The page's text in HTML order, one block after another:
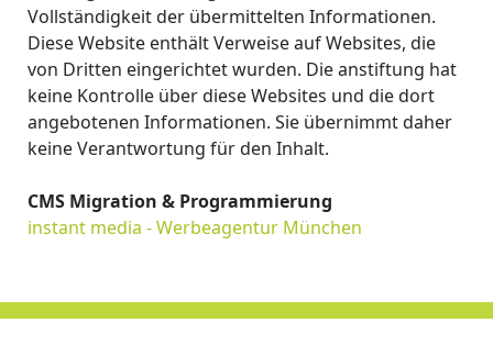
Vollständigkeit der übermittelten Informationen.
Diese Website enthält Verweise auf Websites, die
von Dritten eingerichtet wurden. Die anstiftung hat
keine Kontrolle über diese Websites und die dort
angebotenen Informationen. Sie übernimmt daher
keine Verantwortung für den Inhalt.
CMS Migration & Programmierung
instant media - Werbeagentur München